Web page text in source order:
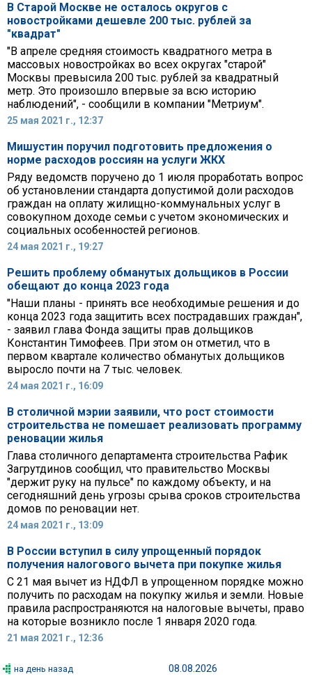
В Старой Москве не осталось округов с
новостройками дешевле 200 тыс. рублей за
"квадрат"
"В апреле средняя стоимость квадратного метра в
массовых новостройках во всех округах "старой"
Москвы превысила 200 тыс. рублей за квадратный
метр. Это произошло впервые за всю историю
наблюдений", - сообщили в компании "Метриум".
25 мая 2021 г., 12:37
Мишустин поручил подготовить предложения о
норме расходов россиян на услуги ЖКХ
Ряду ведомств поручено до 1 июля проработать вопрос
об установлении стандарта допустимой доли расходов
граждан на оплату жилищно-коммунальных услуг в
совокупном доходе семьи с учетом экономических и
социальных особенностей регионов.
24 мая 2021 г., 19:27
Решить проблему обманутых дольщиков в России
обещают до конца 2023 года
"Наши планы - принять все необходимые решения и до
конца 2023 года защитить всех пострадавших граждан",
- заявил глава Фонда защиты прав дольщиков
Константин Тимофеев. При этом он отметил, что в
первом квартале количество обманутых дольщиков
выросло почти на 7 тыс. человек.
24 мая 2021 г., 16:09
В столичной мэрии заявили, что рост стоимости
строительства не помешает реализовать программу
реновации жилья
Глава столичного департамента строительства Рафик
Загрутдинов сообщил, что правительство Москвы
"держит руку на пульсе" по каждому объекту, и на
сегодняшний день угрозы срыва сроков строительства
домов по реновации нет.
24 мая 2021 г., 13:09
В России вступил в силу упрощенный порядок
получения налогового вычета при покупке жилья
С 21 мая вычет из НДФЛ в упрощенном порядке можно
получить по расходам на покупку жилья и земли. Новые
правила распространяются на налоговые вычеты, право
на которые возникло после 1 января 2020 года.
21 мая 2021 г., 12:36
на день назад 08.08.2026